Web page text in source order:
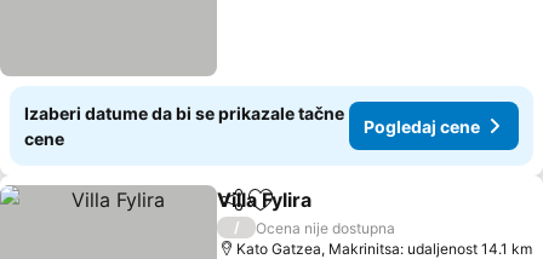
Izaberi datume da bi se prikazale tačne
cene
Pogledaj cene
Deli Dodati u favorite
Villa Fylira
/
Ocena nije dostupna
Kato Gatzea, Makrinitsa: udaljenost 14.1 km